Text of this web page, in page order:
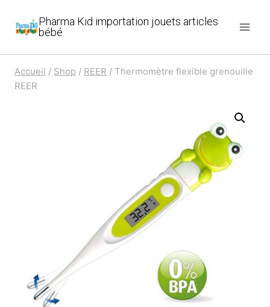
Pharma Kid importation jouets articles
bébé
Accueil / Shop / REER / Thermomètre flexible grenouille
REER